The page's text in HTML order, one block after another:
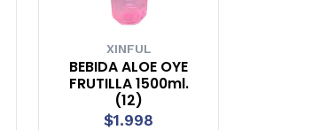
XINFUL
BEBIDA ALOE OYE
FRUTILLA 1500ml.
(12)
$1.998